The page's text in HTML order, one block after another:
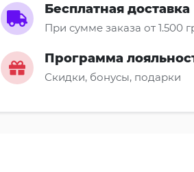
Бесплатная доставка
При сумме заказа от 1.500
Программа
Скидки, бонусы, подарки